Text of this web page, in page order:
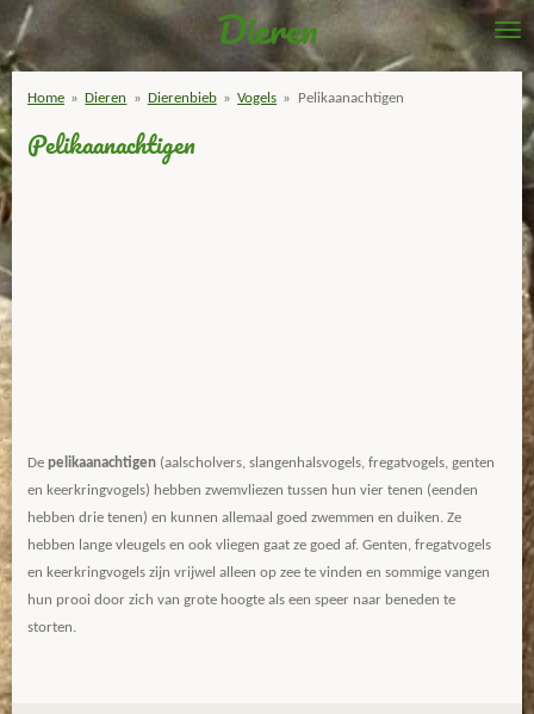
Ga
direct
de
hoofdinhoud
Dieren
Home » Dieren » Dierenbieb » Vogels » Pelikaanachtigen
Pelikaanachtigen
De pelikaanachtigen (aalscholvers, slangenhalsvogels, fregatvogels, genten
en keerkringvogels) hebben zwemvliezen tussen hun vier tenen (eenden
hebben drie tenen) en kunnen allemaal goed zwemmen en duiken. Ze
hebben lange vleugels en ook vliegen gaat ze goed af. Genten, fregatvogels
en keerkringvogels zijn vrijwel alleen op zee te vinden en sommige vangen
hun prooi door zich van grote hoogte als een speer naar beneden te
storten.